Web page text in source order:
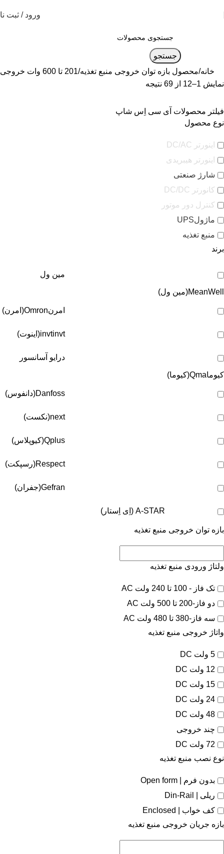
ورود / ثبت
جستجو
خانه محصول بازه توان خروجی منبع تغذیه 201 تا 600 وات خروجی
نمایش 1–12 از 69 نتیجه
فیلتر محصولات آی سی اِس شاپ
نوع محصول
اینورتر DC/AC
اینورتر هیبریدی
شارژ صنعتی
کانورتر DC/DC
کنترل دور موتور
ماژولUPS
منبع تغذیه
برند
مین ول
MeanWell(مین ول)
امرنOmron(امرن)
invtinvt(اینوت)
درایو آسانسور
کیوماQma(کیوما)
Danfoss(دانفوس)
next(نکست)
Qplus(کیوپلاس)
Respect(رسپکت)
Gefran(جفران)
A-STAR (اِی اِستار)
بازه توان خروجی منبع تغذیه
ولتاژ ورودی منبع تغذیه
تک فاز - 100 تا 240 ولت AC
دو فاز-200 تا 500 ولت AC
سه فاز-380 تا 480 ولت AC
واتاژ خروجی منبع تغذیه
5 ولت DC
12 ولت DC
15 ولت DC
24 ولت DC
48 ولت DC
چند خروجی
72 ولت DC
نوع نصب منبع تغذیه
بدون فرم | Open form
ریلی | Din-Rail
کف خواب | Enclosed
بازه جریان خروجی منبع تغذیه